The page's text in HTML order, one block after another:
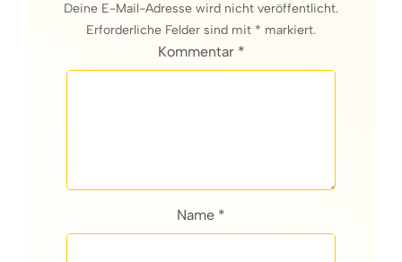
Deine E-Mail-Adresse wird nicht veröffentlicht.
Erforderliche Felder sind mit * markiert.
Kommentar *
Name *